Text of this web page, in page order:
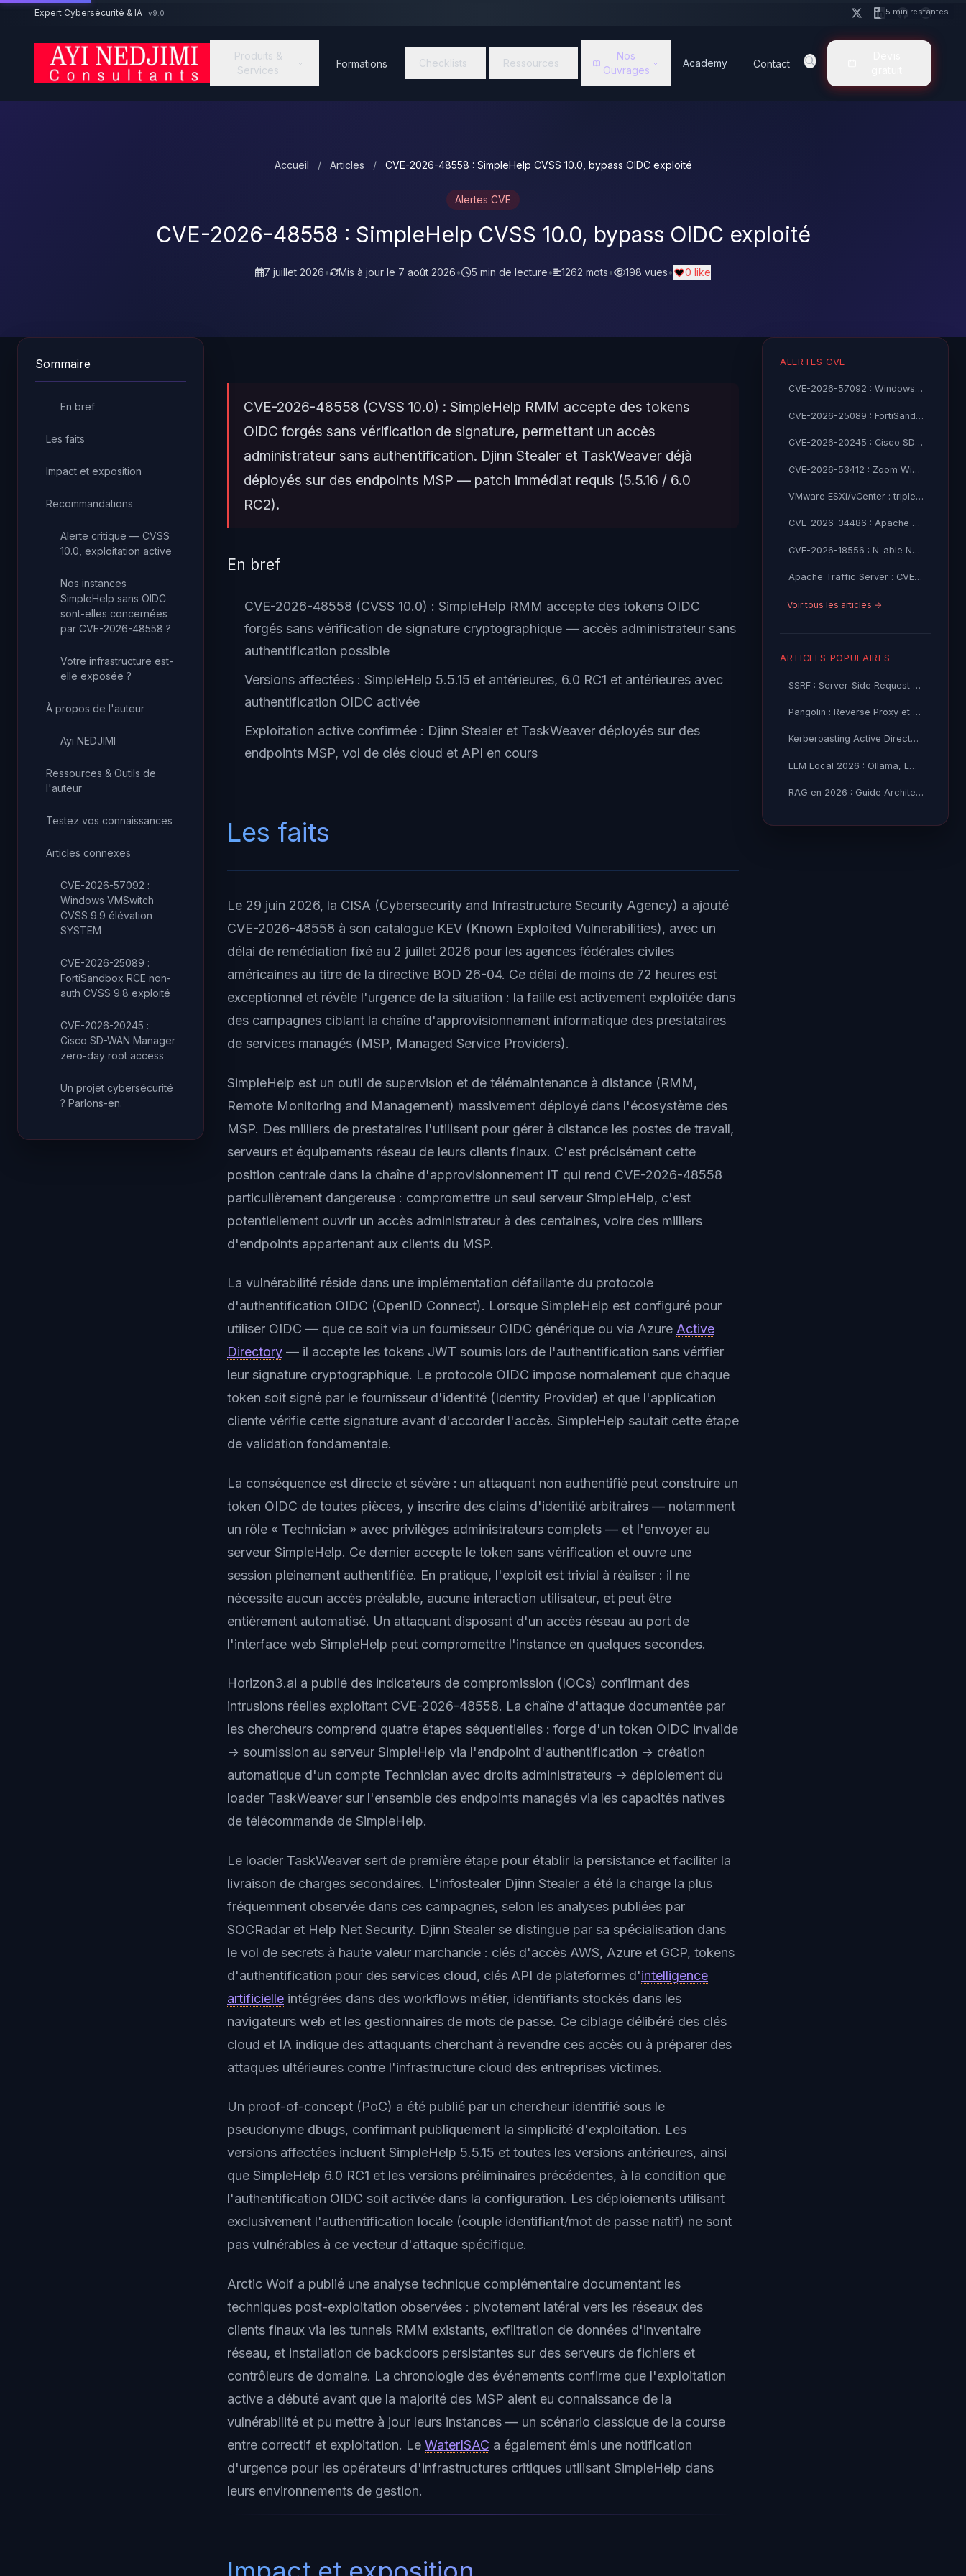
Aller au contenu principal
Expert Cybersécurité & IA v9.0
Produits &
Services
Formations Checklists Ressources
Nos
Ouvrages
Academy Contact
Accueil / Articles / CVE-2026-48558 : SimpleHelp CVSS 10.0, bypass OIDC exploité
Alertes CVE
CVE-2026-48558 : SimpleHelp CVSS 10.0, bypass OIDC exploité
7 juillet 2026• Mis à jour le 7 août 2026• 5 min de lecture• 1262 mots• 198 vues• 0 like
Sommaire
En bref
Les faits
Impact et exposition
Recommandations
Alerte critique — CVSS
10.0, exploitation active
Nos instances
SimpleHelp sans OIDC
sont-elles concernées
par CVE-2026-48558 ?
Votre infrastructure est-
elle exposée ?
À propos de l'auteur
Ayi NEDJIMI
Ressources & Outils de
l'auteur
Testez vos connaissances
Articles connexes
CVE-2026-57092 :
Windows VMSwitch
CVSS 9.9 élévation
SYSTEM
CVE-2026-25089 :
FortiSandbox RCE non-
auth CVSS 9.8 exploité
CVE-2026-20245 :
Cisco SD-WAN Manager
zero-day root access
Un projet cybersécurité
? Parlons-en.
CVE-2026-48558 (CVSS 10.0) : SimpleHelp RMM accepte des tokens
OIDC forgés sans vérification de signature, permettant un accès
administrateur sans authentification. Djinn Stealer et TaskWeaver déjà
déployés sur des endpoints MSP — patch immédiat requis (5.5.16 / 6.0
RC2).
En bref
CVE-2026-48558 (CVSS 10.0) : SimpleHelp RMM accepte des tokens OIDC
forgés sans vérification de signature cryptographique — accès administrateur sans
authentification possible
Versions affectées : SimpleHelp 5.5.15 et antérieures, 6.0 RC1 et antérieures avec
authentification OIDC activée
Exploitation active confirmée : Djinn Stealer et TaskWeaver déployés sur des
endpoints MSP, vol de clés cloud et API en cours
Les faits
Le 29 juin 2026, la CISA (Cybersecurity and Infrastructure Security Agency) a ajouté
CVE-2026-48558 à son catalogue KEV (Known Exploited Vulnerabilities), avec un
délai de remédiation fixé au 2 juillet 2026 pour les agences fédérales civiles
américaines au titre de la directive BOD 26-04. Ce délai de moins de 72 heures est
exceptionnel et révèle l'urgence de la situation : la faille est activement exploitée dans
des campagnes ciblant la chaîne d'approvisionnement informatique des prestataires
de services managés (MSP, Managed Service Providers).
SimpleHelp est un outil de supervision et de télémaintenance à distance (RMM,
Remote Monitoring and Management) massivement déployé dans l'écosystème des
MSP. Des milliers de prestataires l'utilisent pour gérer à distance les postes de travail,
serveurs et équipements réseau de leurs clients finaux. C'est précisément cette
position centrale dans la chaîne d'approvisionnement IT qui rend CVE-2026-48558
particulièrement dangereuse : compromettre un seul serveur SimpleHelp, c'est
potentiellement ouvrir un accès administrateur à des centaines, voire des milliers
d'endpoints appartenant aux clients du MSP.
La vulnérabilité réside dans une implémentation défaillante du protocole
d'authentification OIDC (OpenID Connect). Lorsque SimpleHelp est configuré pour
utiliser OIDC — que ce soit via un fournisseur OIDC générique ou via Azure Active
Directory — il accepte les tokens JWT soumis lors de l'authentification sans vérifier
leur signature cryptographique. Le protocole OIDC impose normalement que chaque
token soit signé par le fournisseur d'identité (Identity Provider) et que l'application
cliente vérifie cette signature avant d'accorder l'accès. SimpleHelp sautait cette étape
de validation fondamentale.
La conséquence est directe et sévère : un attaquant non authentifié peut construire un
token OIDC de toutes pièces, y inscrire des claims d'identité arbitraires — notamment
un rôle « Technician » avec privilèges administrateurs complets — et l'envoyer au
serveur SimpleHelp. Ce dernier accepte le token sans vérification et ouvre une
session pleinement authentifiée. En pratique, l'exploit est trivial à réaliser : il ne
nécessite aucun accès préalable, aucune interaction utilisateur, et peut être
entièrement automatisé. Un attaquant disposant d'un accès réseau au port de
l'interface web SimpleHelp peut compromettre l'instance en quelques secondes.
Horizon3.ai a publié des indicateurs de compromission (IOCs) confirmant des
intrusions réelles exploitant CVE-2026-48558. La chaîne d'attaque documentée par
les chercheurs comprend quatre étapes séquentielles : forge d'un token OIDC invalide
→ soumission au serveur SimpleHelp via l'endpoint d'authentification → création
automatique d'un compte Technician avec droits administrateurs → déploiement du
loader TaskWeaver sur l'ensemble des endpoints managés via les capacités natives
de télécommande de SimpleHelp.
Le loader TaskWeaver sert de première étape pour établir la persistance et faciliter la
livraison de charges secondaires. L'infostealer Djinn Stealer a été la charge la plus
fréquemment observée dans ces campagnes, selon les analyses publiées par
SOCRadar et Help Net Security. Djinn Stealer se distingue par sa spécialisation dans
le vol de secrets à haute valeur marchande : clés d'accès AWS, Azure et GCP, tokens
d'authentification pour des services cloud, clés API de plateformes d'intelligence
artificielle intégrées dans des workflows métier, identifiants stockés dans les
navigateurs web et les gestionnaires de mots de passe. Ce ciblage délibéré des clés
cloud et IA indique des attaquants cherchant à revendre ces accès ou à préparer des
attaques ultérieures contre l'infrastructure cloud des entreprises victimes.
Un proof-of-concept (PoC) a été publié par un chercheur identifié sous le
pseudonyme dbugs, confirmant publiquement la simplicité d'exploitation. Les
versions affectées incluent SimpleHelp 5.5.15 et toutes les versions antérieures, ainsi
que SimpleHelp 6.0 RC1 et les versions préliminaires précédentes, à la condition que
l'authentification OIDC soit activée dans la configuration. Les déploiements utilisant
exclusivement l'authentification locale (couple identifiant/mot de passe natif) ne sont
pas vulnérables à ce vecteur d'attaque spécifique.
Arctic Wolf a publié une analyse technique complémentaire documentant les
techniques post-exploitation observées : pivotement latéral vers les réseaux des
clients finaux via les tunnels RMM existants, exfiltration de données d'inventaire
réseau, et installation de backdoors persistantes sur des serveurs de fichiers et
contrôleurs de domaine. La chronologie des événements confirme que l'exploitation
active a débuté avant que la majorité des MSP aient eu connaissance de la
vulnérabilité et pu mettre à jour leurs instances — un scénario classique de la course
entre correctif et exploitation. Le WaterISAC a également émis une notification
d'urgence pour les opérateurs d'infrastructures critiques utilisant SimpleHelp dans
leurs environnements de gestion.
ALERTES CVE
CVE-2026-57092 : Windows VMSwitch CVSS 9.9 élévation SYSTEM
CVE-2026-25089 : FortiSandbox RCE non-auth CVSS 9.8 exploité
CVE-2026-20245 : Cisco SD-WAN Manager zero-day root access
CVE-2026-53412 : Zoom Windows prise de compte CVSS 9.8
VMware ESXi/vCenter : triple faille critique CVE-2026-59309/47876
CVE-2026-34486 : Apache Tomcat RCE via EncryptInterceptor – CISA KEV
CVE-2026-18556 : N-able N-central prise de contrôle admin — CISA KEV
Apache Traffic Server : CVE-2026-58154/58155/58161 CVSS 9.2 critiques
Voir tous les articles →
ARTICLES POPULAIRES
SSRF : Server-Side Request Forgery — Exploitation Avancée
Pangolin : Reverse Proxy et Tunnel Self-Hosted — Guide
Kerberoasting Active Directory : Attaque et Défense 2026
LLM Local 2026 : Ollama, LM Studio ou vLLM — Quel Outil selon
RAG en 2026 : Guide Architecture, Vectorisation & Chunking
5 min restantes